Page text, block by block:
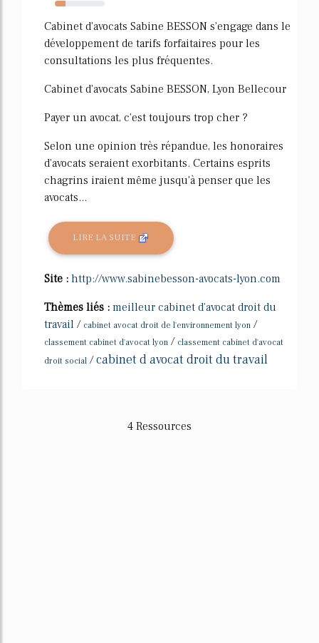
22%
Cabinet d'avocats Sabine BESSON s'engage dans le
développement de tarifs forfaitaires pour les
consultations les plus fréquentes.
Cabinet d'avocats Sabine BESSON, Lyon Bellecour
Payer un avocat, c'est toujours trop cher ?
Selon une opinion très répandue, les honoraires
d'avocats seraient exorbitants. Certains esprits
chagrins iraient même jusqu'à penser que les
avocats...
LIRE LA SUITE
Site : http://www.sabinebesson-avocats-lyon.com
Thèmes liés : meilleur cabinet d'avocat droit du
travail / cabinet avocat droit de l'environnement lyon /
classement cabinet d'avocat lyon / classement cabinet d'avocat
droit social /cabinet d avocat droit du travail
4 Ressources